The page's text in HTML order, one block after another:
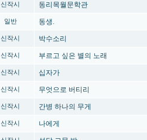
신작시 동리목월문학관
일반 동생.
신작시 박수소리
신작시 부르고 싶은 별의 노래
신작시 십자가
신작시 무엇으로 버티리
신작시 간병 하나의 무게
신작시 나에게